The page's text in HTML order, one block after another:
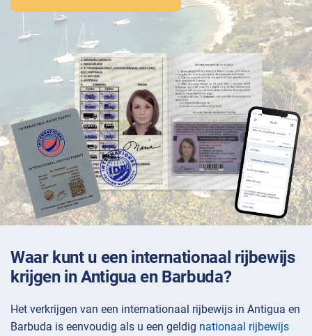
Waar kunt u een internationaal rijbewijs
krijgen in Antigua en Barbuda?
Het verkrijgen van een internationaal rijbewijs in Antigua en
Barbuda is eenvoudig als u een geldig nationaal rijbewijs